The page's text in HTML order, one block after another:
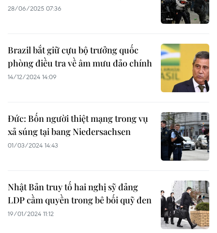
28/06/2025 07:36
Brazil bắt giữ cựu bộ trưởng quốc
phòng điều tra về âm mưu đảo chính
14/12/2024 14:09
Đức: Bốn người thiệt mạng trong vụ
xả súng tại bang Niedersachsen
01/03/2024 14:43
Nhật Bản truy tố hai nghị sỹ đảng
LDP cầm quyền trong bê bối quỹ đen
19/01/2024 11:12